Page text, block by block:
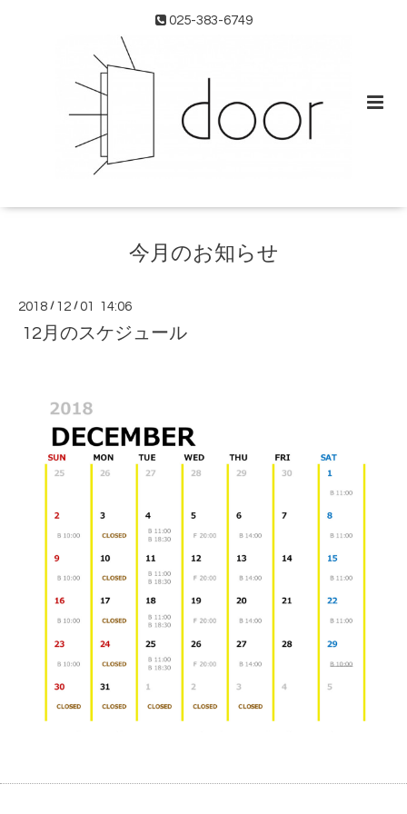
025-383-6749
今月のお知らせ
2018 / 12 /01 14:06
12月のスケジュール